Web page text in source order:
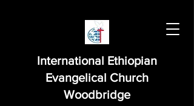
International Ethiopian
Evangelical Church
Woodbridge